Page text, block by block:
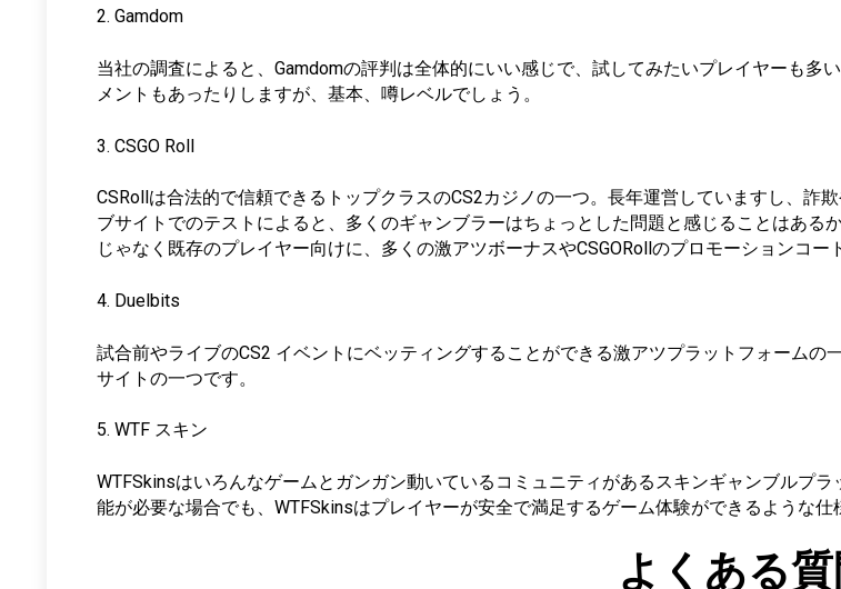
2. Gamdom
当社の調査によると、Gamdomの評判は全体的にいい感じで、試してみたいプレイヤーも多
メントもあったりしますが、基本、噂レベルでしょう。
3. CSGO Roll
CSRollは合法的で信頼できるトップクラスのCS2カジノの一つ。長年運営していますし、詐
ブサイトでのテストによると、多くのギャンブラーはちょっとした問題と感じることはあ
じゃなく既存のプレイヤー向けに、多くの激アツボーナスやCSGORollのプロモーションコー
4. Duelbits
試合前やライブのCS2 イベントにベッティングすることができる激アツプラットフォーム
サイトの一つです。
5. WTF スキン
WTFSkinsはいろんなゲームとガンガン動いているコミュニティがあるスキンギャンブルプ
能が必要な場合でも、WTFSkinsはプレイヤーが安全で満足するゲーム体験ができるような仕
よくある質